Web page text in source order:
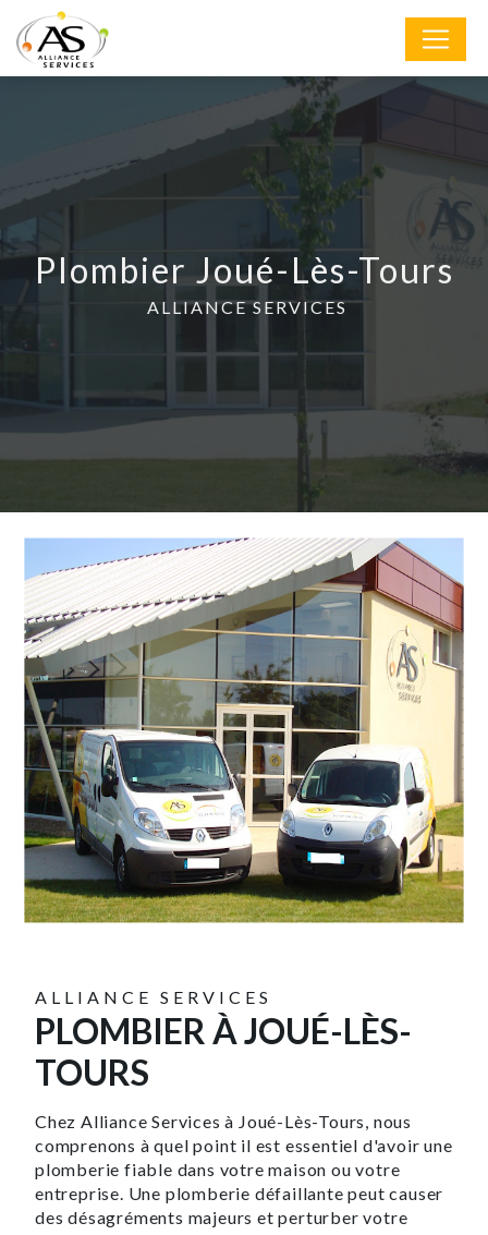
Plombier Joué-Lès-Tours
ALLIANCE SERVICES
ALLIANCE SERVICES
PLOMBIER À JOUÉ-LÈS-
TOURS
Chez Alliance Services à Joué-Lès-Tours, nous
comprenons à quel point il est essentiel d'avoir une
plomberie fiable dans votre maison ou votre
entreprise. Une plomberie défaillante peut causer
des désagréments majeurs et perturber votre
Panneau de gestion des cookies